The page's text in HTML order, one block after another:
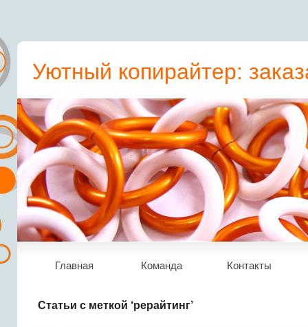
Уютный копирайтер:
пресс-релиз, статьи,
Главная Команда Контакты
Статьи с меткой ‘рерайтинг’